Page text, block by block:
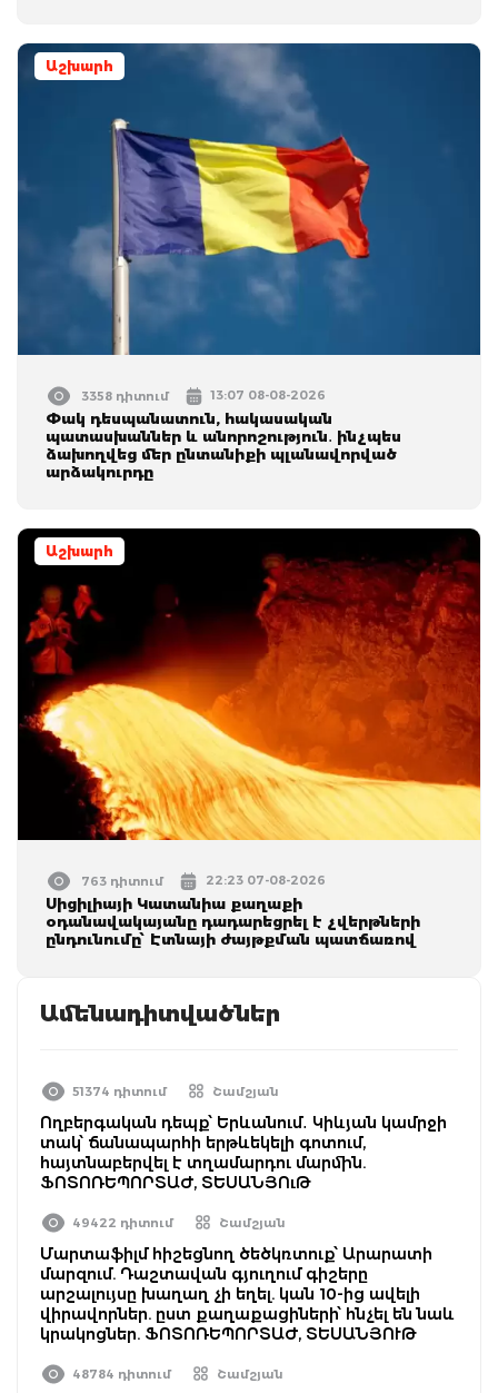
Աշխարհ
3358 դիտում 13:07 08-08-2026
Փակ դեսպանատուն, հակասական
պատասխաններ և անորոշություն․ ինչպես
ձախողվեց մեր ընտանիքի պլանավորված
արձակուրդը
Աշխարհ
763 դիտում 22:23 07-08-2026
Սիցիլիայի Կատանիա քաղաքի
օդանավակայանը դադարեցրել է չվերթների
ընդունումը՝ Էտնայի ժայթքման պատճառով
Ամենադիտվածներ
51374 դիտում Շամշյան
Ողբերգական դեպք՝ Երևանում․ Կիևյան կամրջի
տակ՝ ճանապարհի երթևեկելի գոտում,
հայտնաբերվել է տղամարդու մարմին.
ՖՈՏՈՌԵՊՈՐՏԱԺ, ՏԵՍԱՆՅՈւԹ
49422 դիտում Շամշյան
Մարտաֆիլմ հիշեցնող ծեծկռտուք՝ Արարատի
մարզում. Դաշտավան գյուղում գիշերը
արշալույսը խաղաղ չի եղել. կան 10-ից ավելի
վիրավորներ. ըստ քաղաքացիների՝ հնչել են նաև
կրակոցներ. ՖՈՏՈՌԵՊՈՐՏԱԺ, ՏԵՍԱՆՅՈՒԹ
48784 դիտում Շամշյան